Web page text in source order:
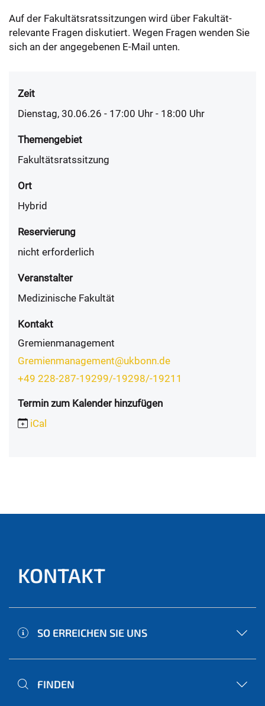
Auf der Fakultätsratssitzungen wird über Fakultät-
relevante Fragen diskutiert. Wegen Fragen wenden Sie
sich an der angegebenen E-Mail unten.
Zeit
Dienstag, 30.06.26 - 17:00 Uhr - 18:00 Uhr
Themengebiet
Fakultätsratssitzung
Ort
Hybrid
Reservierung
nicht erforderlich
Veranstalter
Medizinische Fakultät
Kontakt
Gremienmanagement
Gremienmanagement@ukbonn.de
+49 228-287-19299/-19298/-19211
Termin zum Kalender hinzufügen
iCal
KONTAKT
SO ERREICHEN SIE UNS
FINDEN